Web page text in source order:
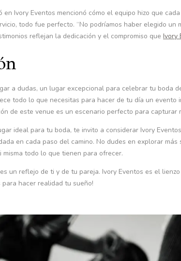
en Ivory Eventos mencionó cómo el equipo hizo que
todo fue perfecto. “No podríamos haber elegido un
reflejan la dedicación y el compromiso que Ivory
a dudas, un lugar excepcional para celebrar tu boda
todo lo que necesitas para hacer de tu día un evento
de este venue es un escenario perfecto para capturar
ideal para tu boda, te invito a considerar Ivory
en cada paso del camino. No dudes en explorar
todo lo que tienen para ofrecer.
un reflejo de ti y de tu pareja. Ivory Eventos es el
para hacer realidad tu sueño!